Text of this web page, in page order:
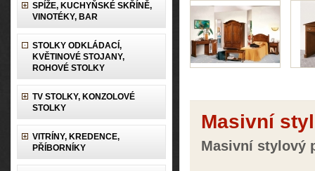
SPÍŽE, KUCHYŇSKÉ SKŘÍNĚ,
VINOTÉKY, BAR
STOLKY ODKLÁDACÍ,
KVĚTINOVÉ STOJANY,
ROHOVÉ STOLKY
TV STOLKY, KONZOLOVÉ
STOLKY
VITRÍNY, KREDENCE,
PŘÍBORNÍKY
Masivní
Masivní stylový